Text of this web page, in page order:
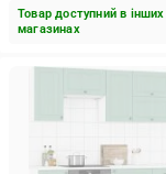
Товар доступний в інших
магазинах